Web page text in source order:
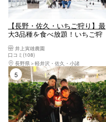
【長野・佐久・いちご狩り】最
大3品種を食べ放題！いちご狩
ス 井上寅雄農園
口コミ(108)
長野県
軽井沢・佐久・小諸
5位